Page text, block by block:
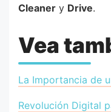
Cleaner y Drive.
Vea
La Importancia de
Revolución Digital